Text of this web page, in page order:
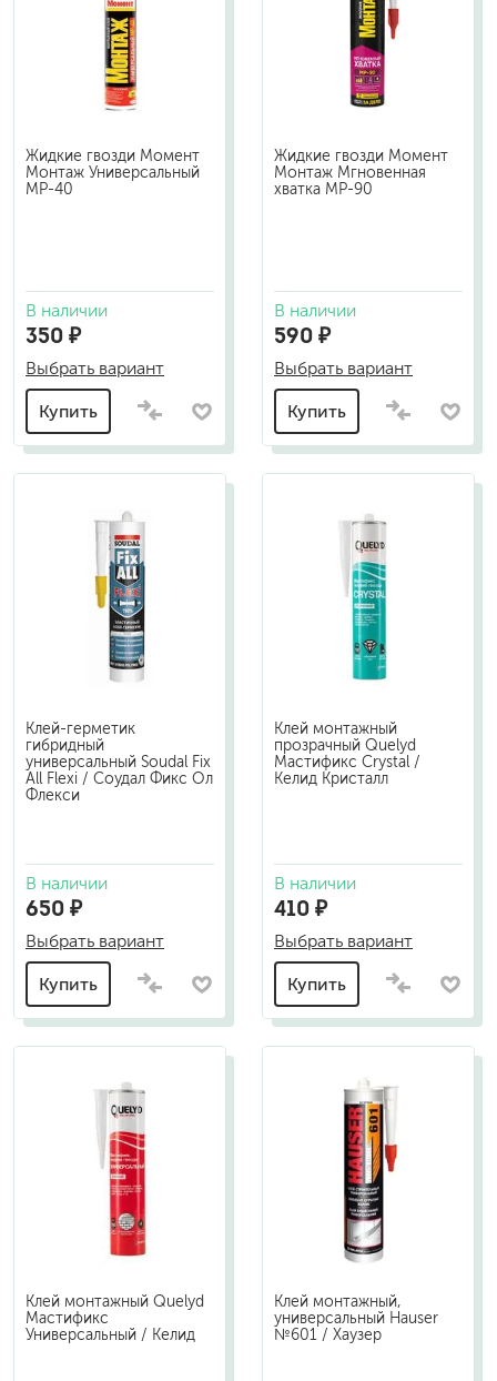
Жидкие гвозди Момент
Монтаж Универсальный
МР-40
В наличии
350 ₽
Выбрать вариант
Купить
Жидкие гвозди Момент
Монтаж Мгновенная
хватка МР-90
В наличии
590 ₽
Выбрать вариант
Купить
Клей-герметик
гибридный
универсальный Soudal Fix
All Flexi / Соудал Фикс Ол
Флекси
В наличии
650 ₽
Выбрать вариант
Купить
Клей монтажный
прозрачный Quelyd
Мастификс Crystal /
Келид Кристалл
В наличии
410 ₽
Выбрать вариант
Купить
Клей монтажный Quelyd
Мастификс
Универсальный / Келид
Клей монтажный,
универсальный Hauser
№601 / Хаузер